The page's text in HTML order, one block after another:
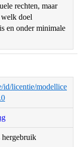
rechten, maar
welk doel
en onder minimale
id/licentie/modellice